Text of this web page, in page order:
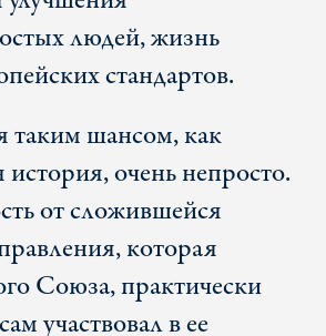
людей, жизнь
стандартов.
таким шансом, как
очень непросто.
от сложившейся
которая
Союза, практически
участвовал в ее